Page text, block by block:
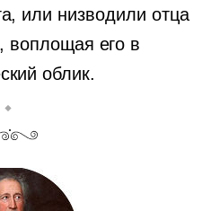
или низводили отца
воплощая его в
облик.